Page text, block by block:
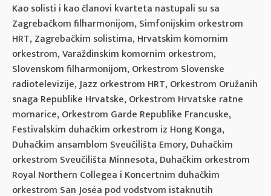
Kao solisti i kao članovi kvarteta nastupali su sa
Zagrebačkom filharmonijom, Simfonijskim orkestrom
HRT, Zagrebačkim solistima, Hrvatskim komornim
orkestrom, Varaždinskim komornim orkestrom,
Slovenskom filharmonijom, Orkestrom Slovenske
radiotelevizije, Jazz orkestrom HRT, Orkestrom Oružanih
snaga Republike Hrvatske, Orkestrom Hrvatske ratne
mornarice, Orkestrom Garde Republike Francuske,
Festivalskim duhačkim orkestrom iz Hong Konga,
Duhačkim ansamblom Sveučilišta Emory, Duhačkim
orkestrom Sveučilišta Minnesota, Duhačkim orkestrom
Royal Northern Collegea i Koncertnim duhačkim
orkestrom San Joséa pod vodstvom istaknutih